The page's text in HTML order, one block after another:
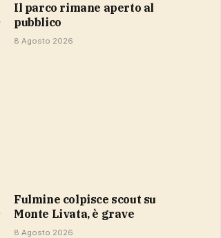
Il parco rimane aperto al
pubblico
8 Agosto 2026
Fulmine colpisce scout su
Monte Livata, è grave
8 Agosto 2026